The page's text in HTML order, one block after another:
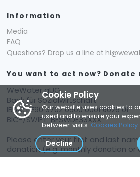
Cookie Policy
Our website uses cookies to
used and to ensure your
between visits.Cookies Policy
Decline
Information
Media
FAQ
Questions? Drop us a line at
You want to act now? Donate
WeWater gUG
Bank für Sozialwirtschaft
IBAN: DE90 3702 0500 0001 6026 01
BIC-/SWIFT: BFSWDE33XXX
Please enter your first and last
donation (e.g. monthly donation